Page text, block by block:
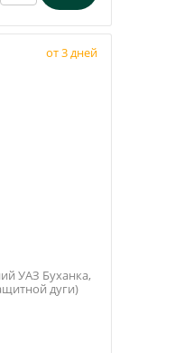
от 3 дней
УАЗ Буханка,
дуги)